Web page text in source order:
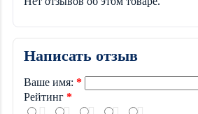
Написать отзыв
Ваше имя:
Рейтинг